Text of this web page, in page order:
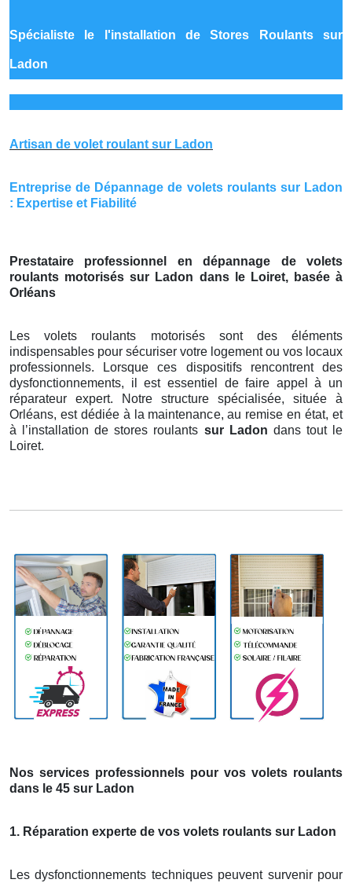
Spécialiste le l'installation de Stores Roulants sur
Ladon
Artisan de volet roulant sur Ladon
Entreprise de Dépannage de volets roulants sur Ladon
: Expertise et Fiabilité
Prestataire professionnel en dépannage de volets
roulants motorisés sur Ladon dans le Loiret, basée à
Orléans
Les volets roulants motorisés sont des éléments
indispensables pour sécuriser votre logement ou vos locaux
professionnels. Lorsque ces dispositifs rencontrent des
dysfonctionnements, il est essentiel de faire appel à un
réparateur expert. Notre structure spécialisée, située à
Orléans, est dédiée à la maintenance, au remise en état, et
à l’installation de stores roulants sur Ladon dans tout le
Loiret.
Nos services professionnels pour vos volets roulants
dans le 45 sur Ladon
1. Réparation experte de vos volets roulants sur Ladon
Les dysfonctionnements techniques peuvent survenir pour